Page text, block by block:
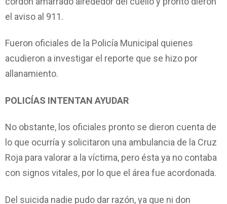
el aviso al 911.
Fueron oficiales de la Policía Municipal quienes
acudieron a investigar el reporte que se hizo por
allanamiento.
POLICÍAS INTENTAN AYUDAR
No obstante, los oficiales pronto se dieron cuenta de
lo que ocurría y solicitaron una ambulancia de la Cruz
Roja para valorar a la víctima, pero ésta ya no contaba
con signos vitales, por lo que el área fue acordonada.
Del suicida nadie pudo dar razón, ya que ni don